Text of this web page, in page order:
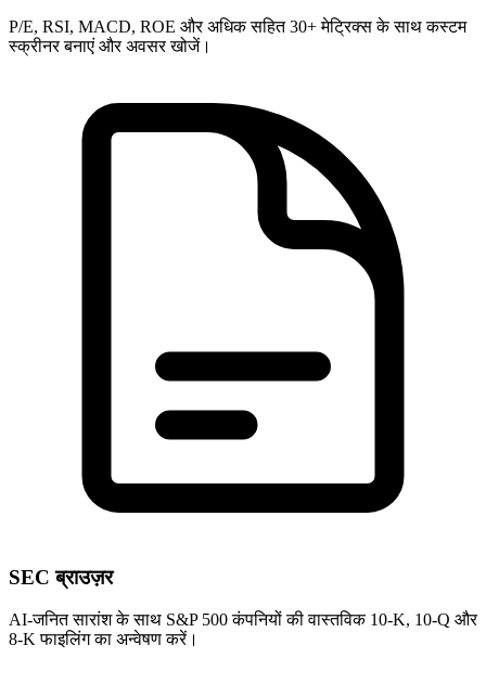
P/E, RSI, MACD, ROE और अधिक सहित 30+ मेट्रिक्स के साथ कस्टम
स्क्रीनर बनाएं और अवसर खोजें।
SEC ब्राउज़र
AI-जनित सारांश के साथ S&P 500 कंपनियों की वास्तविक 10-K, 10-Q और
8-K फाइलिंग का अन्वेषण करें।